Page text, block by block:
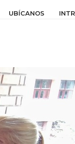
UBÍCANOS